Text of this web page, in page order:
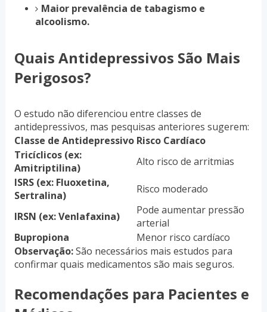
Maior prevalência de tabagismo e
alcoolismo.
Quais Antidepressivos São Mais
Perigosos?
O estudo não diferenciou entre classes de
antidepressivos, mas pesquisas anteriores sugerem:
Classe de Antidepressivo Risco Cardíaco
Tricíclicos (ex:
Amitriptilina)
Alto risco de arritmias
ISRS (ex: Fluoxetina,
Sertralina)
Risco moderado
IRSN (ex: Venlafaxina)
Pode aumentar pressão
arterial
Bupropiona
Menor risco cardíaco
Observação:São necessários mais estudos para
confirmar quais medicamentos são mais seguros.
Recomendações para Pacientes e